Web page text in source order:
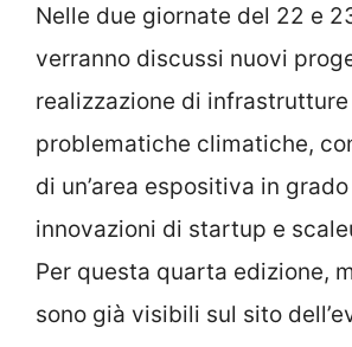
Nelle due giornate del 22 e
verranno discussi nuovi
realizzazione di
problematiche climatiche,
di un’area espositiva in
innovazioni di startup e
Per questa quarta edizione,
sono già visibili sul sito